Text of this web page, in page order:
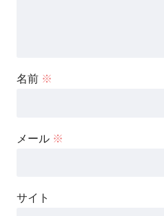
名前 ※
メール ※
サイト